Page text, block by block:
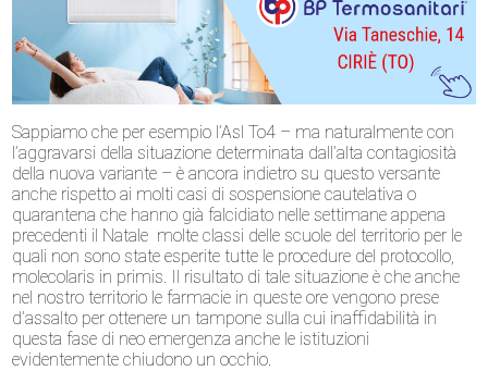
Sappiamo che per esempio l’Asl To4 – ma naturalmente con
l’aggravarsi della situazione determinata dall’alta contagiosità
della nuova variante – è ancora indietro su questo versante
anche rispetto ai molti casi di sospensione cautelativa o
quarantena che hanno già falcidiato nelle settimane appena
precedenti il Natale molte classi delle scuole del territorio per le
quali non sono state esperite tutte le procedure del protocollo,
molecolaris in primis. Il risultato di tale situazione è che anche
nel nostro territorio le farmacie in queste ore vengono prese
d’assalto per ottenere un tampone sulla cui inaffidabilità in
questa fase di neo emergenza anche le istituzioni
evidentemente chiudono un occhio.